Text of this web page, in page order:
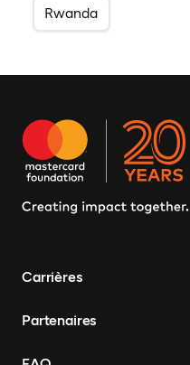
Rwanda
Carrières
Partenaires